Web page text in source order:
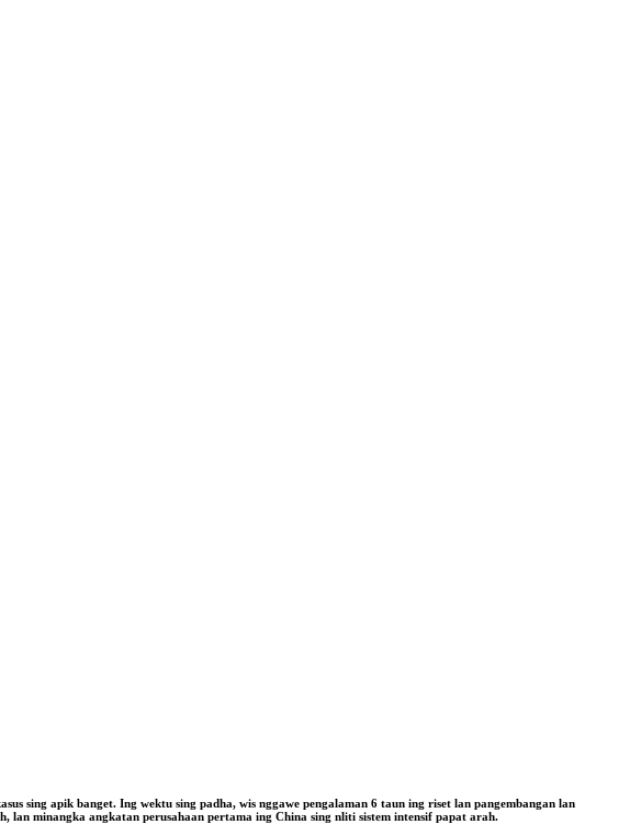
sing apik banget. Ing wektu sing padha, wis nggawe pengalaman 6 taun ing riset lan pangembangan lan
minangka angkatan perusahaan pertama ing China sing nliti sistem intensif papat arah.